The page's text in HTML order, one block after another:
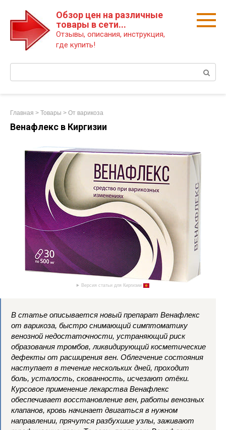
Обзор цен на различные
товары в сети...
Отзывы, описания, инструкция,
где купить!
Главная > Товары > От варикоза
Венафлекс в Киргизии
Версия статьи для Киргизии
В статье описывается новый препарат Венафлекс
от варикоза, быстро снимающий симптоматику
венозной недостаточности, устраняющий риск
образования тромбов, ликвидирующий косметические
дефекты от расширения вен. Облегчение состояния
наступает в течение нескольких дней, проходит
боль, усталость, скованность, исчезают отёки.
Курсовое применение лекарства Венафлекс
обеспечивает восстановление вен, работы венозных
клапанов, кровь начинает двигаться в нужном
направлении, прячутся разбухшие узлы, заживают